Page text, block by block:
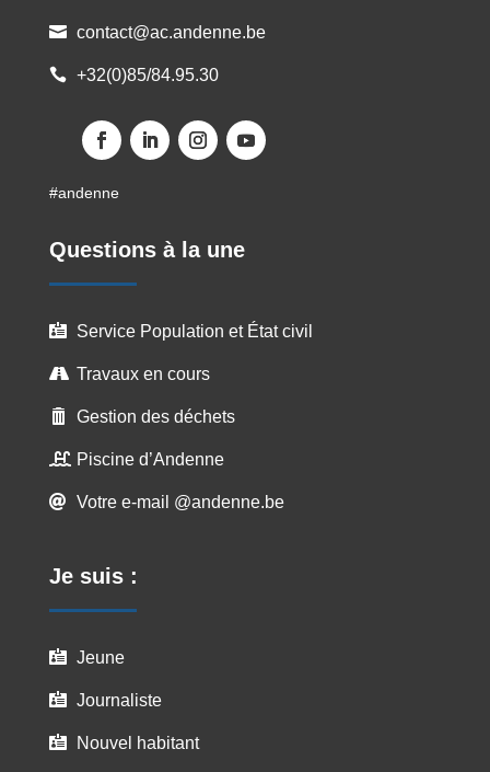
 contact@ac.andenne.be
 +32(0)85/84.95.30
#andenne
Questions à la une
 Service Population et État civil
 Travaux en cours
 Gestion des déchets
 Piscine d’Andenne
 Votre e-mail @andenne.be
Je suis :
 Jeune
 Journaliste
 Nouvel habitant